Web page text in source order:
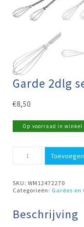
Garde 2dlg
€8,50
Op voorraad in winkel
SKU:WM12472270
Categorieën: Gardes en
Beschrijving